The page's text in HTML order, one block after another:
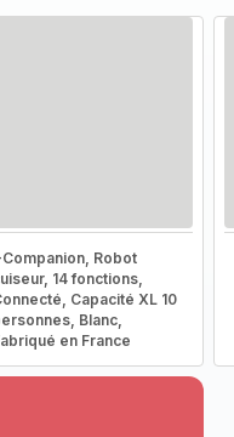
Robot
14 fonctions,
Capacité XL 10
Blanc,
en France